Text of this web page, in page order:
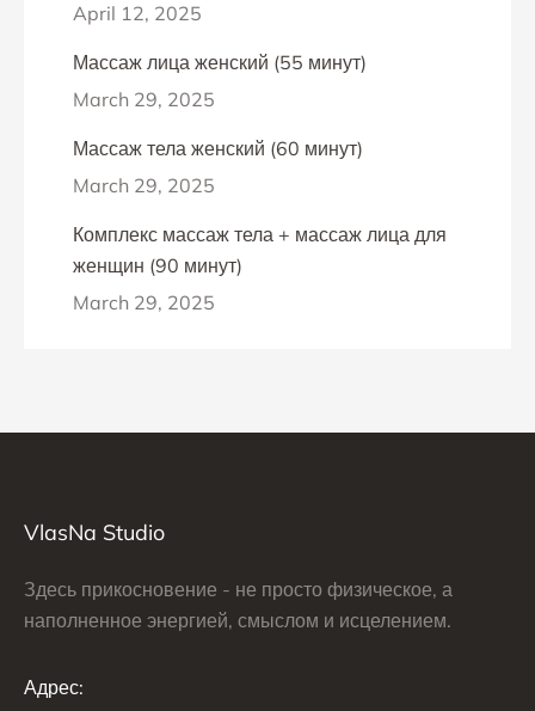
April 12, 2025
Массаж лица женский (55 минут)
March 29, 2025
Массаж тела женский (60 минут)
March 29, 2025
Комплекс массаж тела + массаж лица для
женщин (90 минут)
March 29, 2025
VlasNa Studio
Здесь прикосновение - не просто физическое, а
наполненное энергией, смыслом и исцелением.
Адрес: